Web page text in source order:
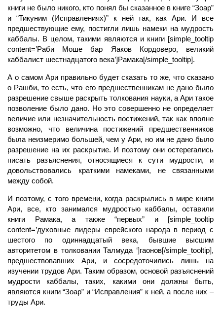
книги не было никого, кто понял бы сказанное в книге “Зоар”
и “Тикуним (Исправлениях)” к ней так, как Ари. И все
предшествующие ему, постигли лишь намеки на мудрость
каббалы. В целом, такими являются и книги [simple_tooltip
content=’Раби Моше бар Яаков Кордоверо, великий
каббалист шестнадцатого века’]Рамака[/simple_tooltip].
А о самом Ари правильно будет сказать то же, что сказано
о Рашби, то есть, что его предшественникам не дано было
разрешение свыше раскрыть толкования науки, а Ари такое
позволение было дано. Но это совершенно не определяет
величие или незначительность постижений, так как вполне
возможно, что величина постижений предшественников
была неизмеримо большей, чем у Ари, но им не дано было
разрешение на их раскрытие. И поэтому они остерегались
писать разъяснения, относящиеся к сути мудрости, и
довольствовались краткими намеками, не связанными
между собой.
И поэтому, с того времени, когда раскрылись в мире книги
Ари, все, кто занимался мудростью каббалы, оставили
книги Рамака, а также “первых” и [simple_tooltip
content=’духовные лидеры еврейского народа в период с
шестого по одиннадцатый века, бывшие высшим
авторитетом в толковании Талмуда ‘]гаонов[/simple_tooltip],
предшествовавших Ари, и сосредоточились лишь на
изучении трудов Ари. Таким образом, основой разъяснений
мудрости каббалы, таких, какими они должны быть,
являются книги “Зоар” и “Исправления” к ней, а после них –
труды Ари.